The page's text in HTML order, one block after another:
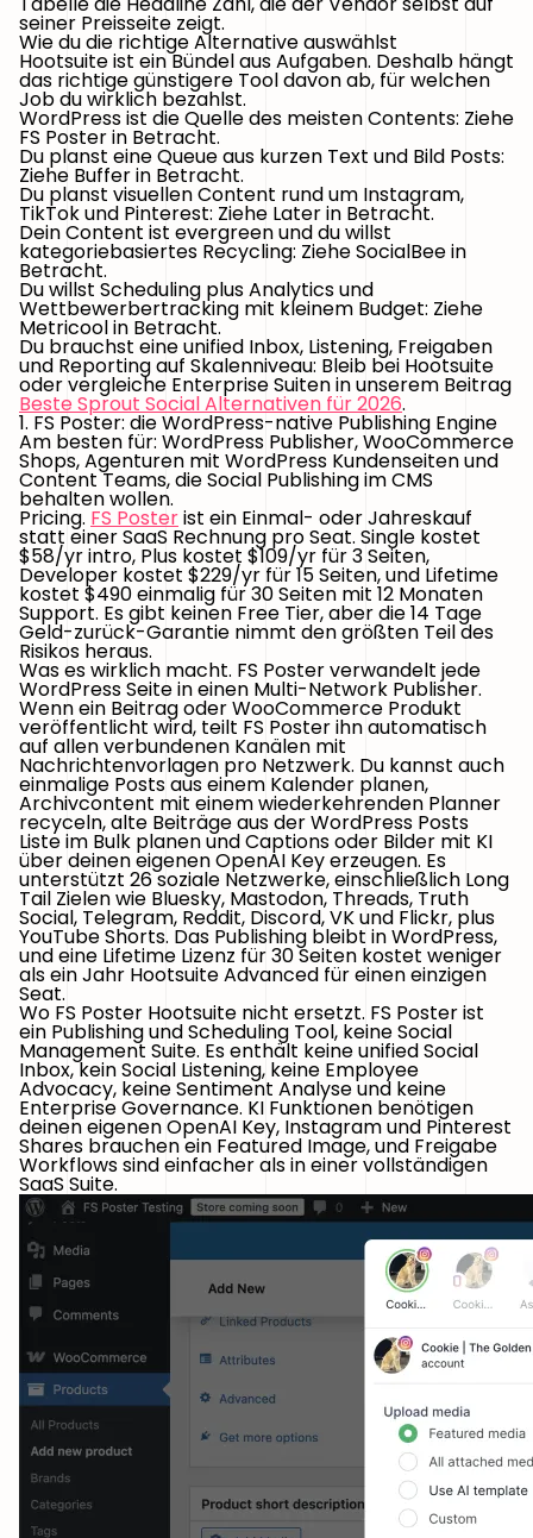
seiner Preisseite zeigt.
Wie du die richtige Alternative auswählst
Hootsuite ist ein Bündel aus Aufgaben. Deshalb hängt
das richtige günstigere Tool davon ab, für welchen
Job du wirklich bezahlst.
WordPress ist die Quelle des meisten Contents: Ziehe
FS Poster in Betracht.
Du planst eine Queue aus kurzen Text und Bild Posts:
Ziehe Buffer in Betracht.
Du planst visuellen Content rund um Instagram,
TikTok und Pinterest: Ziehe Later in Betracht.
Dein Content ist evergreen und du willst
kategoriebasiertes Recycling: Ziehe SocialBee in
Betracht.
Du willst Scheduling plus Analytics und
Wettbewerbertracking mit kleinem Budget: Ziehe
Metricool in Betracht.
Du brauchst eine unified Inbox, Listening, Freigaben
und Reporting auf Skalenniveau: Bleib bei Hootsuite
oder vergleiche Enterprise Suiten in unserem Beitrag
Beste Sprout Social Alternativen für 2026.
1. FS Poster: die WordPress-native Publishing Engine
Am besten für: WordPress Publisher, WooCommerce
Shops, Agenturen mit WordPress Kundenseiten und
Content Teams, die Social Publishing im CMS
behalten wollen.
Pricing. FS Posterist ein Einmal- oder Jahreskauf
statt einer SaaS Rechnung pro Seat. Single kostet
$58/yr intro, Plus kostet $109/yr für 3 Seiten,
Developer kostet $229/yr für 15 Seiten, und Lifetime
kostet $490 einmalig für 30 Seiten mit 12 Monaten
Support. Es gibt keinen Free Tier, aber die 14 Tage
Geld-zurück-Garantie nimmt den größten Teil des
Risikos heraus.
Was es wirklich macht. FS Poster verwandelt jede
WordPress Seite in einen Multi-Network Publisher.
Wenn ein Beitrag oder WooCommerce Produkt
veröffentlicht wird, teilt FS Poster ihn automatisch
auf allen verbundenen Kanälen mit
Nachrichtenvorlagen pro Netzwerk. Du kannst auch
einmalige Posts aus einem Kalender planen,
Archivcontent mit einem wiederkehrenden Planner
recyceln, alte Beiträge aus der WordPress Posts
Liste im Bulk planen und Captions oder Bilder mit KI
über deinen eigenen OpenAI Key erzeugen. Es
unterstützt 26 soziale Netzwerke, einschließlich Long
Tail Zielen wie Bluesky, Mastodon, Threads, Truth
Social, Telegram, Reddit, Discord, VK und Flickr, plus
YouTube Shorts. Das Publishing bleibt in WordPress,
und eine Lifetime Lizenz für 30 Seiten kostet weniger
als ein Jahr Hootsuite Advanced für einen einzigen
Seat.
Wo FS Poster Hootsuite nicht ersetzt. FS Poster ist
ein Publishing und Scheduling Tool, keine Social
Management Suite. Es enthält keine unified Social
Inbox, kein Social Listening, keine Employee
Advocacy, keine Sentiment Analyse und keine
Enterprise Governance. KI Funktionen benötigen
deinen eigenen OpenAI Key, Instagram und Pinterest
Shares brauchen ein Featured Image, und Freigabe
Workflows sind einfacher als in einer vollständigen
SaaS Suite.